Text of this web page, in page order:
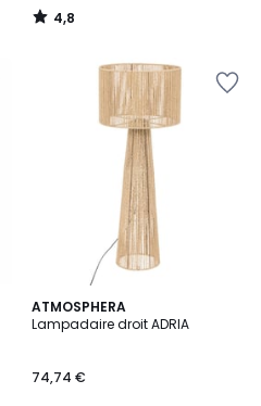
4,8
/
ATMOSPHERA
Lampadaire droit ADRIA
74,74 €